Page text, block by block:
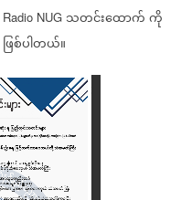
Radio NUG သတင်းထောက်ကို
ဖြစ်ပါတယ်။